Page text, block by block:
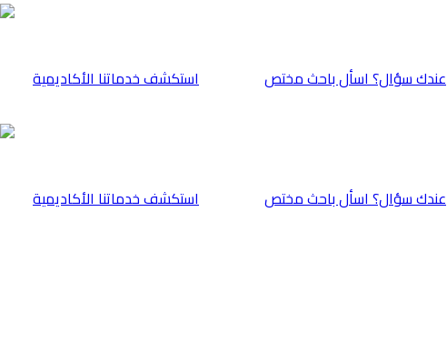
⁠استكشف خدماتنا الأكاديمية عندك سؤال؟ اسأل باحث مختص
⁠استكشف خدماتنا الأكاديمية عندك سؤال؟ اسأل باحث مختص